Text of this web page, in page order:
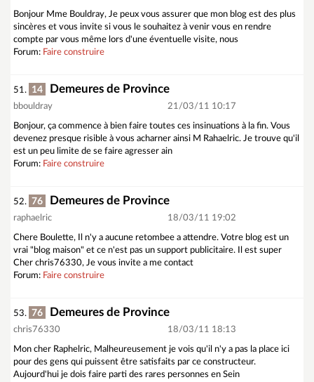
Bonjour Mme Bouldray, Je peux vous assurer que mon blog est des plus
sincères et vous invite si vous le souhaitez à venir vous en rendre
compte par vous même lors d'une éventuelle visite, nous
Forum: Faire construire
51. 14 Demeures de Province
bbouldray 21/03/11 10:17
Bonjour, ça commence à bien faire toutes ces insinuations à la fin. Vous
devenez presque risible à vous acharner ainsi M Rahaelric. Je trouve qu'il
est un peu limite de se faire agresser ain
Forum: Faire construire
52. 76 Demeures de Province
raphaelric 18/03/11 19:02
Chere Boulette, Il n'y a aucune retombee a attendre. Votre blog est un
vrai "blog maison" et ce n'est pas un support publicitaire. Il est super
Cher chris76330, Je vous invite a me contact
Forum: Faire construire
53. 76 Demeures de Province
chris76330 18/03/11 18:13
Mon cher Raphelric, Malheureusement je vois qu'il n'y a pas la place ici
pour des gens qui puissent être satisfaits par ce constructeur.
Aujourd'hui je dois faire parti des rares personnes en Sein